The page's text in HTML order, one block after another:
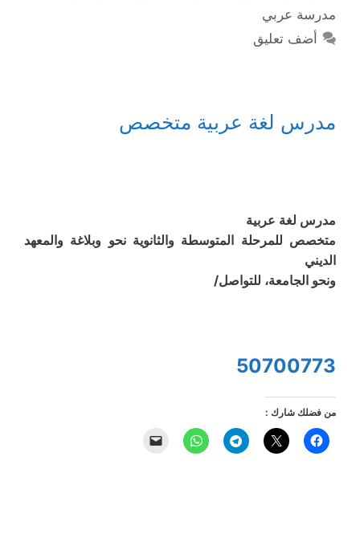
مدرسة عربي
أضف تعليق
مدرس لغة عربية متخصص
مدرس لغة عربية
متخصص للمرحلة المتوسطة والثانوية نحو وبلاغة والمعهد
الديني
ونحو الجامعة، للتواصل/
50700773
من فضلك شارك :